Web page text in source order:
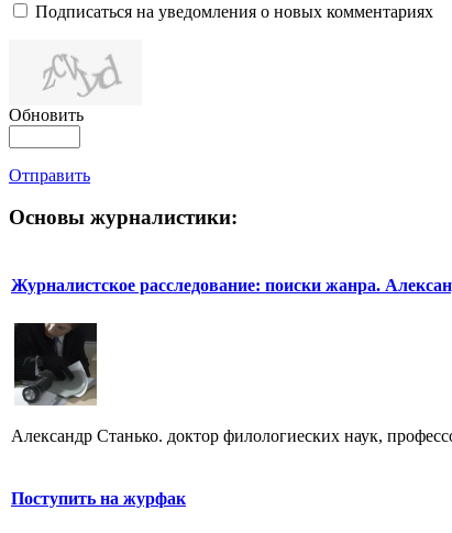
Подписаться на уведомления о новых комментариях
Обновить
Отправить
Основы журналистики:
Журналистское расследование: поиски жанра.
Александр Станько. доктор филологиеских наук,
Поступить на журфак